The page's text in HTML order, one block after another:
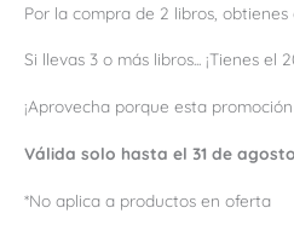
Por la compra de 2 libros, obtienes
Si llevas 3 o más libros... ¡Tienes el
¡Aprovecha porque esta
Válida solo hasta el 31 de agosto
*No aplica a productos en oferta